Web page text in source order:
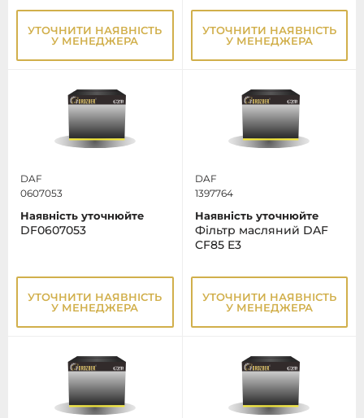
УТОЧНИТИ НАЯВНІСТЬ
У МЕНЕДЖЕРА
УТОЧНИТИ НАЯВНІСТЬ
У МЕНЕДЖЕРА
DAF
0607053
Наявність уточнюйте
DF0607053
УТОЧНИТИ НАЯВНІСТЬ
У МЕНЕДЖЕРА
DAF
1397764
Наявність уточнюйте
Фільтр масляний DAF
CF85 E3
УТОЧНИТИ НАЯВНІСТЬ
У МЕНЕДЖЕРА